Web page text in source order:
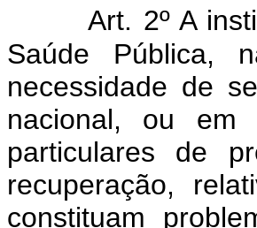
Art. 2º A
Saúde Pública,
necessidade de
nacional, ou em
particulares de
recuperação,
constituam